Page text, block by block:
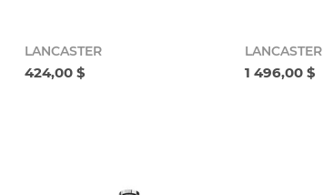
LANCASTER
424,00 $
LANCASTER
1 496,00 $